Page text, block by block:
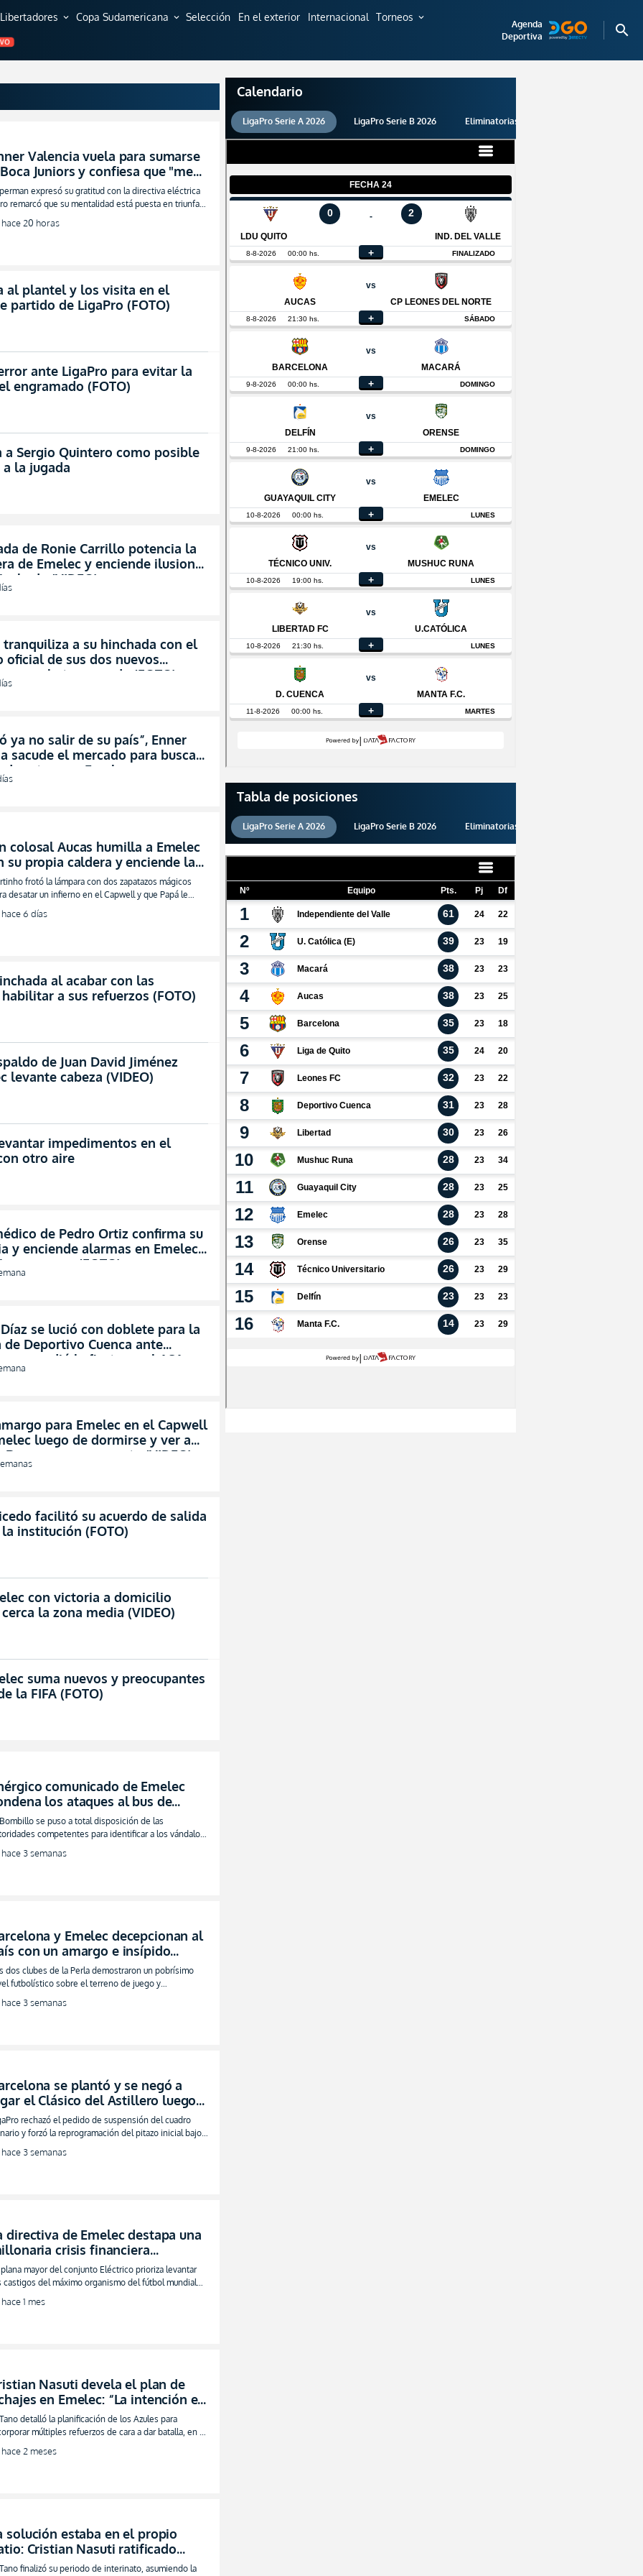
expand_more Copa Sudamericana expand_more Selección En el exterior Internacional Torneos expand_more
Agenda
Deportiva
search
Valencia vuela para sumarse
Juniors y confiesa que "me
decirle que no a Emelec"
expresó su gratitud con la directiva eléctrica
remarcó que su mentalidad está puesta en triunfar
hace 20 horas
al plantel y los visita en el
partido de LigaPro (FOTO)
ante LigaPro para evitar la
engramado (FOTO)
a Sergio Quintero como posible
la jugada
de Ronie Carrillo potencia la
de Emelec y enciende ilusiones
(VIDEO)
tranquiliza a su hinchada con el
oficial de sus dos nuevos
para la temporada (FOTO)
ya no salir de su país”, Enner
sacude el mercado para buscar
retorno a Emelec
colosal Aucas humilla a Emelec
su propia caldera y enciende la
con Ayrton Preciado
(VIDEO)
frotó la lámpara con dos zapatazos mágicos
desatar un infierno en el Capwell y que Papá le
la cara al Bombillo
hace 6 días
al acabar con las
a sus refuerzos (FOTO)
de Juan David Jiménez
levante cabeza (VIDEO)
impedimentos en el
otro aire
de Pedro Ortiz confirma su
y enciende alarmas en Emelec
semanas (FOTO)
se lució con doblete para la
Deportivo Cuenca ante
y encendió la fiesta en el ASA
para Emelec en el Capwell
luego de dormirse y ver a
Runa sacar un empate (VIDEO)
facilitó su acuerdo de salida
institución (FOTO)
con victoria a domicilio
la zona media (VIDEO)
suma nuevos y preocupantes
la FIFA (FOTO)
comunicado de Emelec
los ataques al bus de
y denuncia graves
en el Capwell (FOTO)
se puso a total disposición de las
competentes para identificar a los vándalos
hace 3 semanas
y Emelec decepcionan al
con un amargo e insípido
en el Clásico del Astillero
dos clubes de la Perla demostraron un pobrísimo
futbolístico sobre el terreno de juego y
hace 3 semanas
se plantó y se negó a
el Clásico del Astillero luego
sufrir agresiones pero... (VIDEO)
rechazó el pedido de suspensión del cuadro
y forzó la reprogramación del pitazo inicial bajo
hace 3 semanas
directiva de Emelec destapa una
crisis financiera
de gestiones pasadas
plana mayor del conjunto Eléctrico prioriza levantar
castigos del máximo organismo del fútbol mundial
hace 1 mes
Nasuti devela el plan de
en Emelec: “La intención es
cuatro o cinco jugadores más”
detalló la planificación de los Azules para
múltiples refuerzos de cara a dar batalla, en el
hace 2 meses
solución estaba en el propio
Cristian Nasuti ratificado
el estratega de Emelec
finalizó su periodo de interinato, asumiendo la
Calendario
LigaPro Serie A 2026 LigaPro Serie B 2026 Eliminatorias 2026
Tabla de posiciones
LigaPro Serie A 2026 LigaPro Serie B 2026 Eliminatorias 2026